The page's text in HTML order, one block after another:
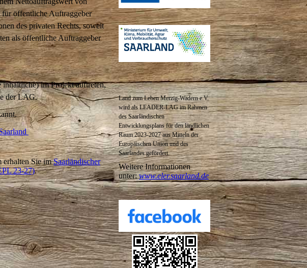
öffentliche Auftraggeber
des privaten Rechts, soweit
als öffentliche Auftraggeber
im Projekt auftreten,
der LAG.
erhalten Sie imSaarländischer
23-27).
Land zum Leben Merzig-Wadern e.V.
wird als LEADER-LAG im Rahmen
des Saarländischen
Entwicklungsplans für den ländlichen
Raum 2023-2027 aus Mitteln der
Europäischen Union und des
Saarlandes gefördert.
Weitere Informationen
unter:www.eler.saarland.de